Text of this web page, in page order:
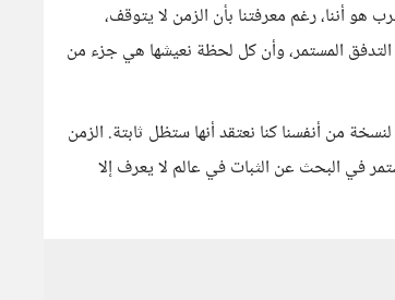
هو أننا، رغم معرفتنا بأن الزمن لا يتوقف،
المستمر، وأن كل لحظة نعيشها هي جزء من
من أنفسنا كنا نعتقد أنها ستظل ثابتة. الزمن
في البحث عن الثبات في عالم لا يعرف إلا